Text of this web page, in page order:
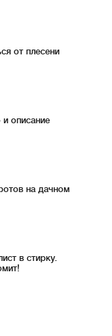
от плесени
описание
на дачном
в стирку.